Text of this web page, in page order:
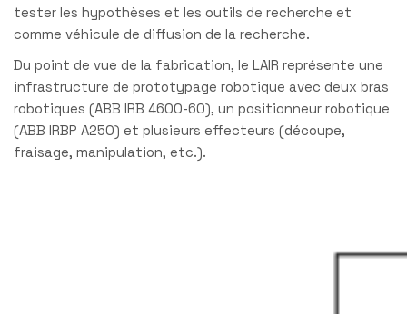
tester les hypothèses et les outils de recherche et
comme véhicule de diffusion de la recherche.
Du point de vue de la fabrication, le LAIR représente une
infrastructure de prototypage robotique avec deux bras
robotiques (ABB IRB 4600-60), un positionneur robotique
(ABB IRBP A250) et plusieurs effecteurs (découpe,
fraisage, manipulation, etc.).